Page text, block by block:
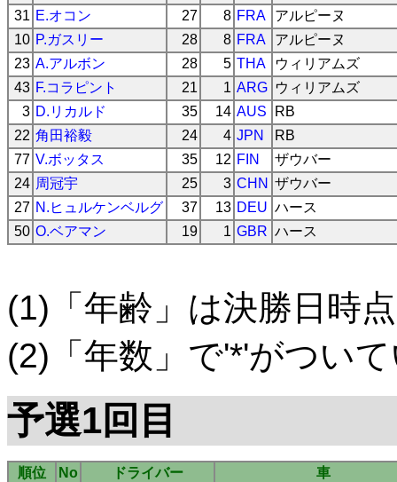
31 E.オコン 27 8 FRA
アルピーヌ
10 P.ガスリー 28 8 FRA
アルピーヌ
23 A.アルボン 28 5 THA
ウィリアムズ
43 F.コラピント 21 1 ARG ウィリアムズ
3 D.リカルド 35 14 AUS
RB
22 角田裕毅 24 4 JPN
RB
77 V.ボッタス 35 12 FIN
ザウバー
24 周冠宇 25 3 CHN ザウバー
27 N.ヒュルケンベルグ 37 13 DEU ハース
50 O.ベアマン 19 1 GBR ハース
(1)「年齢」は決勝日時点
(2)「年数」で'*'がつい
予選1回目
順位 No ドライバー
車